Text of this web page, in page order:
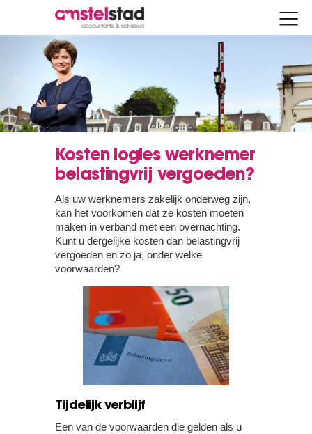
Kosten logies werknemer
belastingvrij vergoeden?
Als uw werknemers zakelijk onderweg zijn,
kan het voorkomen dat ze kosten moeten
maken in verband met een overnachting.
Kunt u dergelijke kosten dan belastingvrij
vergoeden en zo ja, onder welke
voorwaarden?
Tijdelijk verblijf
Een van de voorwaarden die gelden als u